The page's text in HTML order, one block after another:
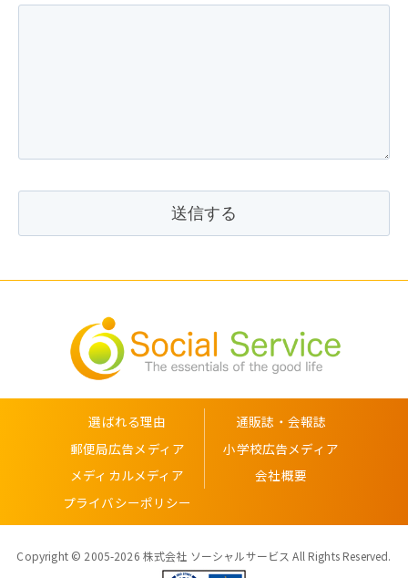
選ばれる理由
通販誌・会報誌
郵便局広告メディア
小学校広告メディア
メディカルメディア
会社概要
プライバシーポリシー
Copyright © 2005-2026 株式会社 ソーシャルサービス All Rights Reserved.